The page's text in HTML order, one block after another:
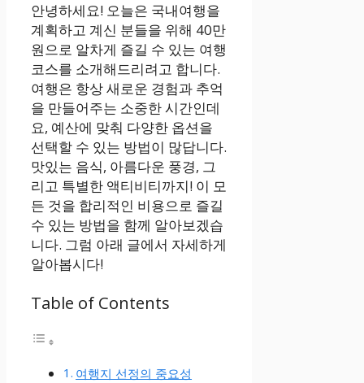
안녕하세요! 오늘은 국내여행을
계획하고 계신 분들을 위해 40만
원으로 알차게 즐길 수 있는 여행
코스를 소개해드리려고 합니다.
여행은 항상 새로운 경험과 추억
을 만들어주는 소중한 시간인데
요, 예산에 맞춰 다양한 옵션을
선택할 수 있는 방법이 많답니다.
맛있는 음식, 아름다운 풍경, 그
리고 특별한 액티비티까지! 이 모
든 것을 합리적인 비용으로 즐길
수 있는 방법을 함께 알아보겠습
니다. 그럼 아래 글에서 자세하게
알아봅시다!
Table of Contents
여행지 선정의 중요성